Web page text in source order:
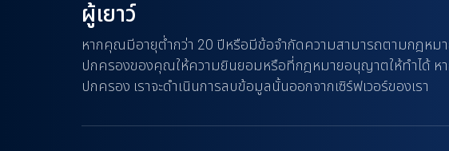
ผู้เยาว์
หากคุณมีอายุต่ำกว่า 20 ปีหรือมีข้อจำกัดความสามารถตามกฎหมา
ปกครองของคุณให้ความยินยอมหรือที่กฎหมายอนุญาตให้ทำได้ หา
ปกครอง เราจะดำเนินการลบข้อมูลนั้นออกจากเซิร์ฟเวอร์ของเรา